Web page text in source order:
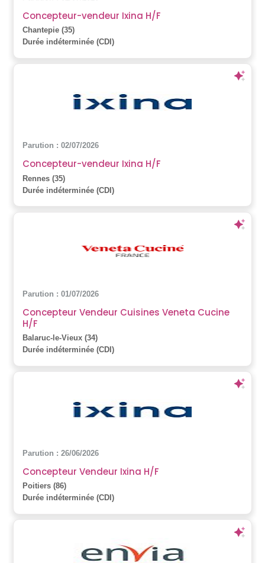
Concepteur-vendeur Ixina H/F
Chantepie (35)
Durée indéterminée (CDI)
Parution : 02/07/2026
Concepteur-vendeur Ixina H/F
Rennes (35)
Durée indéterminée (CDI)
Parution : 01/07/2026
Concepteur Vendeur Cuisines Veneta Cucine
H/F
Balaruc-le-Vieux (34)
Durée indéterminée (CDI)
Parution : 26/06/2026
Concepteur Vendeur Ixina H/F
Poitiers (86)
Durée indéterminée (CDI)